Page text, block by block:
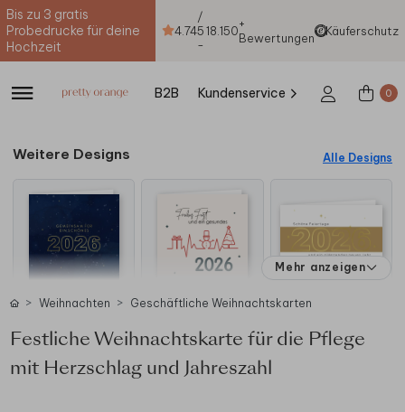
Bis zu 3 gratis
Probedrucke für deine
Hochzeit
4.74
/
5
-
18.150+
Bewertungen
Käuferschutz
B2B Kundenservice 0
Weitere Designs Alle Designs
Mehr anzeigen
Weihnachten Geschäftliche Weihnachtskarten
Festliche Weihnachtskarte für die Pflege
mit Herzschlag und Jahreszahl